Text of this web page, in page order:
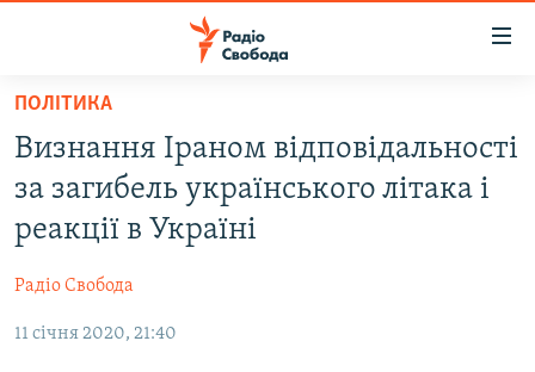
Перейти
основного
матеріалу
до
основної
Перейти
ВСЕ ЗА ДОБУ
ЕКОНОМІКА
СУСПІЛЬСТВО
РОСІЙСЬКА «ФІЛЬТРАЦІЯ»
ДОНБАС.РЕАЛІЇ
ПОЛІТИКА
Визнання Іраном відповідальності
за загибель українського літака і
реакції в Україні
Радіо Свобода
11 січня 2020, 21:40